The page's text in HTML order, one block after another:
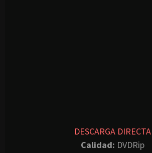
DESCARGA DIRECTA
Calidad: DVDRip